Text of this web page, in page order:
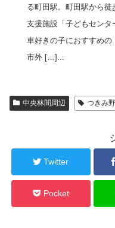
る町田駅。町田駅から
支援施設「子どもセン
車好きの子におすすめ
市外 […]...
中央林間周辺 つきみ野
Twitter
Pocket